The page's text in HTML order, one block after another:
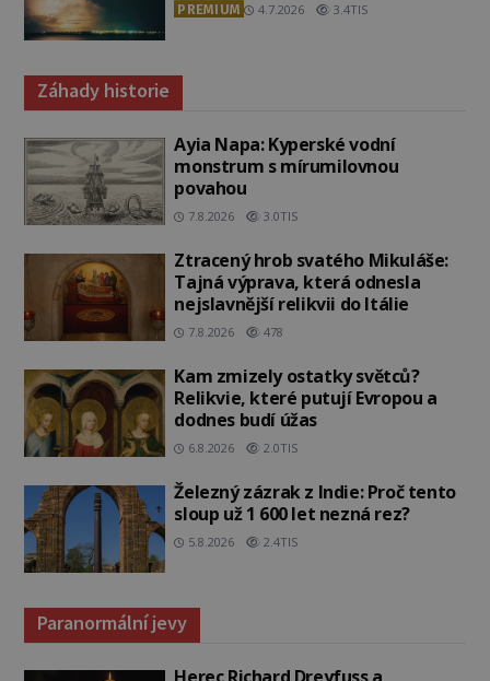
PREMIUM 4.7.2026 3.4TIS
Záhady historie
Ayia Napa: Kyperské vodní
monstrum s mírumilovnou
povahou
7.8.2026 3.0TIS
Ztracený hrob svatého Mikuláše:
Tajná výprava, která odnesla
nejslavnější relikvii do Itálie
7.8.2026 478
Kam zmizely ostatky světců?
Relikvie, které putují Evropou a
dodnes budí úžas
6.8.2026 2.0TIS
Železný zázrak z Indie: Proč tento
sloup už 1 600 let nezná rez?
5.8.2026 2.4TIS
Paranormální jevy